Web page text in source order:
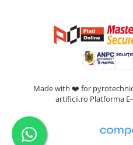
Made with ❤️ for
artificii.ro Platforma